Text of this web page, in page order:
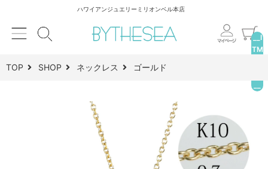
ハワイアンジュエリーミリオンベル本店
__I
TM
TOP SHOP ネックレス ゴールド